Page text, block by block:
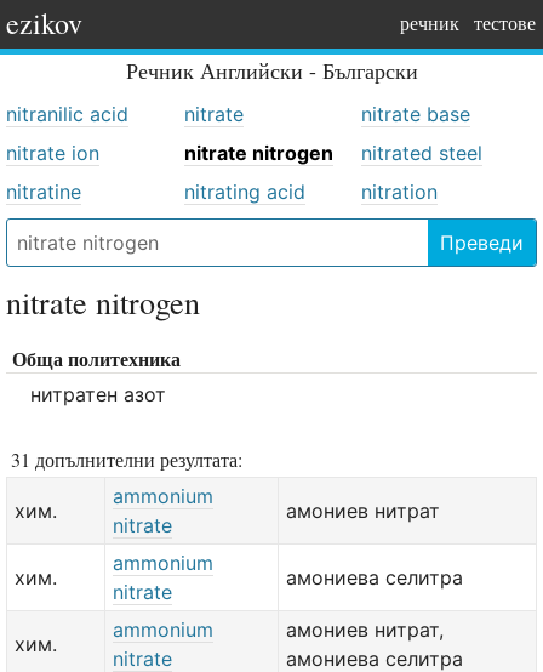
ezikov речник тестове
Речник Английски - Български
nitranilic acid nitrate
nitrate base
nitrate ion
nitrate nitrogen
nitrated steel
nitratine
nitrating acid nitration
Преведи
nitrate nitrogen
Обща политехника
нитратен азот
31 допълнителни резултата:
хим.
ammonium
nitrate
амониев нитрат
хим.
ammonium
nitrate
амониева селитра
хим.
ammonium
nitrate
амониев нитрат,
амониева селитра